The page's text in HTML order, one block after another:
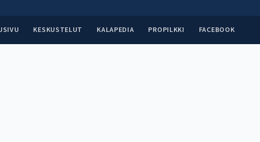
KESKUSTELUT KALAPEDIA PROPILKKI FACEBOOK